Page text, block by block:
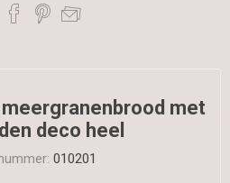
met
deco heel
010201